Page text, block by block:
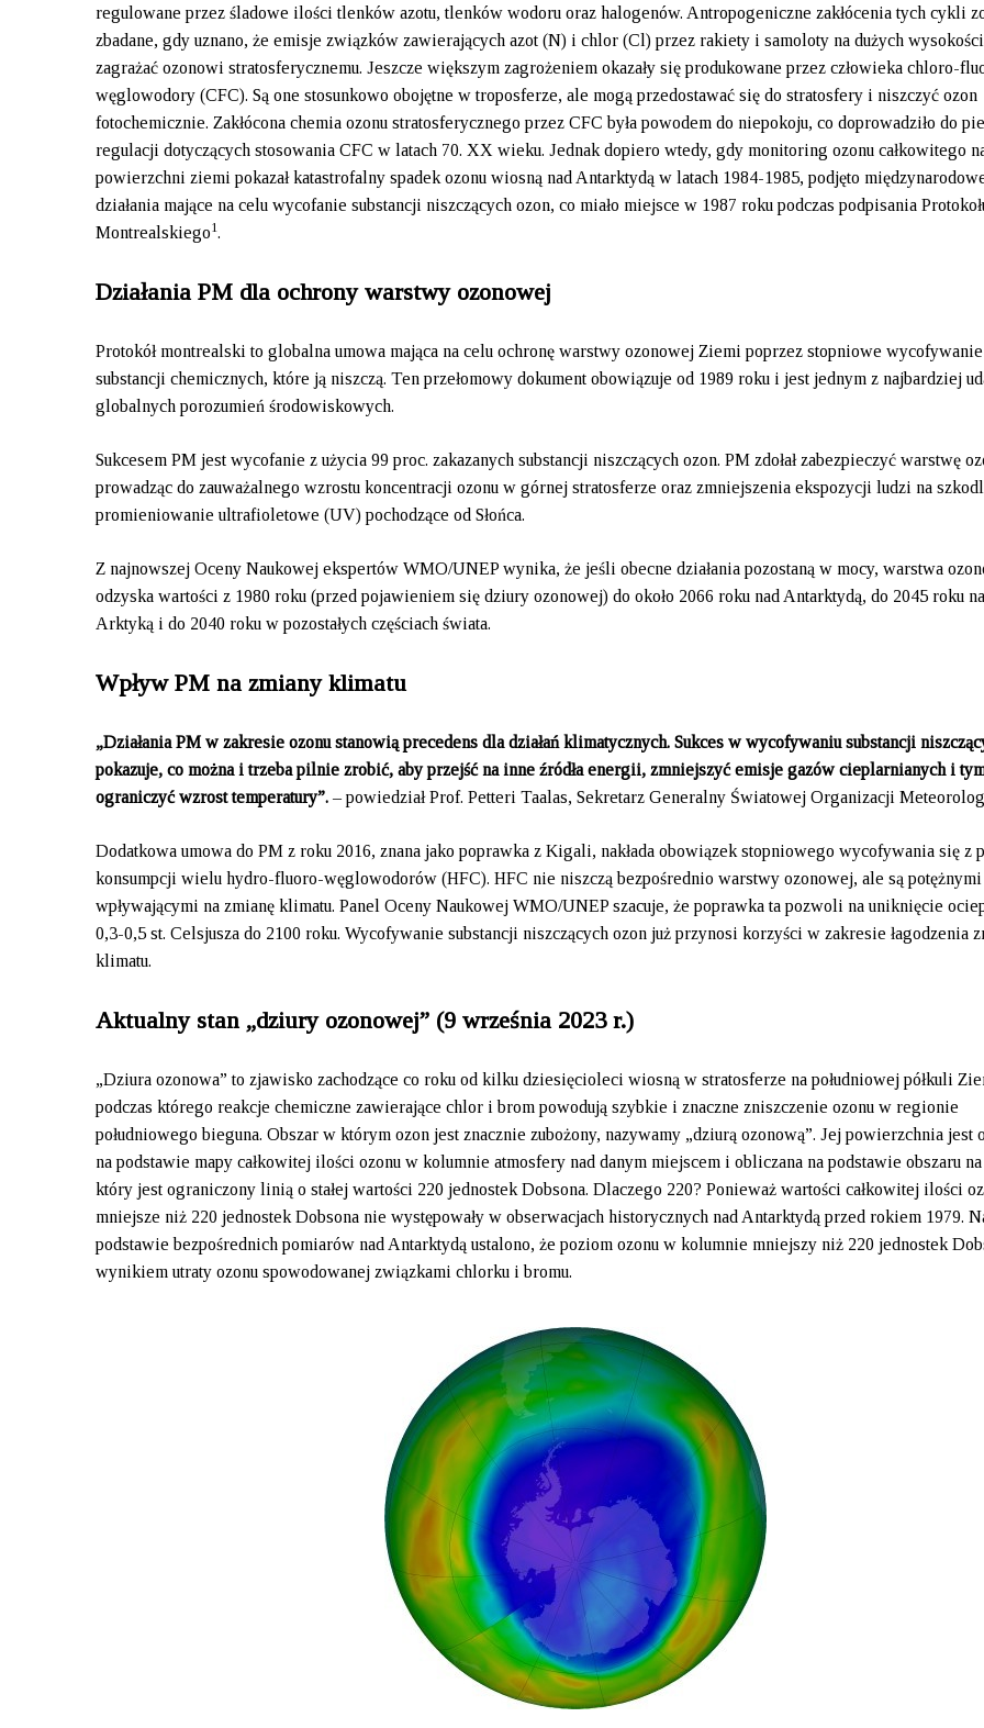
regulowane przez śladowe ilości tlenków azotu, tlenków wodoru oraz halogenów. Antropogeniczne zakłócenia tych cykli
zbadane, gdy uznano, że emisje związków zawierających azot (N) i chlor (Cl) przez rakiety i samoloty na dużych
zagrażać ozonowi stratosferycznemu. Jeszcze większym zagrożeniem okazały się produkowane przez człowieka chloro-
węglowodory (CFC). Są one stosunkowo obojętne w troposferze, ale mogą przedostawać się do stratosfery i niszczyć ozon
fotochemicznie. Zakłócona chemia ozonu stratosferycznego przez CFC była powodem do niepokoju, co doprowadziło do
regulacji dotyczących stosowania CFC w latach 70. XX wieku. Jednak dopiero wtedy, gdy monitoring ozonu całkowitego
powierzchni ziemi pokazał katastrofalny spadek ozonu wiosną nad Antarktydą w latach 1984-1985, podjęto
działania mające na celu wycofanie substancji niszczących ozon, co miało miejsce w 1987 roku podczas podpisania
Montrealskiego1.
Działania PM dla ochrony warstwy ozonowej
Protokół montrealski to globalna umowa mająca na celu ochronę warstwy ozonowej Ziemi poprzez stopniowe wycofywanie
substancji chemicznych, które ją niszczą. Ten przełomowy dokument obowiązuje od 1989 roku i jest jednym z najbardziej
globalnych porozumień środowiskowych.
Sukcesem PM jest wycofanie z użycia 99 proc. zakazanych substancji niszczących ozon. PM zdołał zabezpieczyć warstwę
prowadząc do zauważalnego wzrostu koncentracji ozonu w górnej stratosferze oraz zmniejszenia ekspozycji ludzi na
promieniowanie ultrafioletowe (UV) pochodzące od Słońca.
Z najnowszej Oceny Naukowej ekspertów WMO/UNEP wynika, że jeśli obecne działania pozostaną w mocy, warstwa
odzyska wartości z 1980 roku (przed pojawieniem się dziury ozonowej) do około 2066 roku nad Antarktydą, do 2045 roku
Arktyką i do 2040 roku w pozostałych częściach świata.
Wpływ PM na zmiany klimatu
„Działania PM w zakresie ozonu stanowią precedens dla działań klimatycznych. Sukces w wycofywaniu substancji
pokazuje, co można i trzeba pilnie zrobić, aby przejść na inne źródła energii, zmniejszyć emisje gazów cieplarnianych i
ograniczyć wzrost temperatury”. – powiedział Prof. Petteri Taalas, Sekretarz Generalny Światowej Organizacji
Dodatkowa umowa do PM z roku 2016, znana jako poprawka z Kigali, nakłada obowiązek stopniowego wycofywania się z
konsumpcji wielu hydro-fluoro-węglowodorów (HFC). HFC nie niszczą bezpośrednio warstwy ozonowej, ale są potężnymi
wpływającymi na zmianę klimatu. Panel Oceny Naukowej WMO/UNEP szacuje, że poprawka ta pozwoli na uniknięcie
0,3-0,5 st. Celsjusza do 2100 roku. Wycofywanie substancji niszczących ozon już przynosi korzyści w zakresie łagodzenia
klimatu.
Aktualny stan „dziury ozonowej” (9 września 2023 r.)
„Dziura ozonowa” to zjawisko zachodzące co roku od kilku dziesięcioleci wiosną w stratosferze na południowej półkuli
podczas którego reakcje chemiczne zawierające chlor i brom powodują szybkie i znaczne zniszczenie ozonu w regionie
południowego bieguna. Obszar w którym ozon jest znacznie zubożony, nazywamy „dziurą ozonową”. Jej powierzchnia jest
na podstawie mapy całkowitej ilości ozonu w kolumnie atmosfery nad danym miejscem i obliczana na podstawie obszaru
który jest ograniczony linią o stałej wartości 220 jednostek Dobsona. Dlaczego 220? Ponieważ wartości całkowitej ilości
mniejsze niż 220 jednostek Dobsona nie występowały w obserwacjach historycznych nad Antarktydą przed rokiem 1979.
podstawie bezpośrednich pomiarów nad Antarktydą ustalono, że poziom ozonu w kolumnie mniejszy niż 220 jednostek
wynikiem utraty ozonu spowodowanej związkami chlorku i bromu.